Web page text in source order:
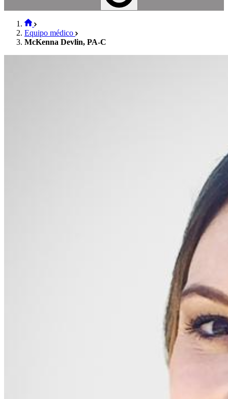
Equipo médico
McKenna Devlin, PA-C